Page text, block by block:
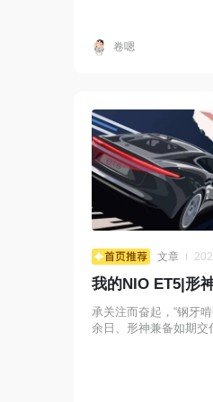
卷嗯
文章
我的NIO ET5|形
承关注而奋起，“钢牙
余日、形神兼备如期交